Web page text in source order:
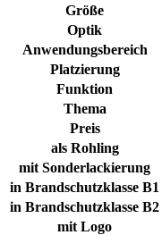
Größe
Optik
Anwendungsbereich
Platzierung
Funktion
Thema
Preis
als Rohling
mit Sonderlackierung
in Brandschutzklasse B1
in Brandschutzklasse B2
mit Logo